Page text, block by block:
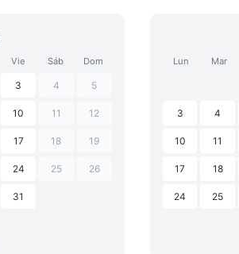
Vie Sáb Dom
3 4 5
10 11 12
17 18 19
24 25 26
31
Lun Mar
3 4
10 11
17 18
24 25